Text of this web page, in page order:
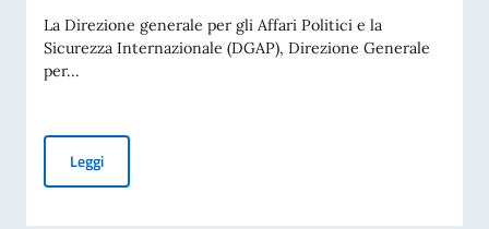
La Direzione generale per gli Affari Politici e la
Sicurezza Internazionale (DGAP), Direzione Generale
per...
LeggiAvviso di pubblicità per contributi a soggetti privati per